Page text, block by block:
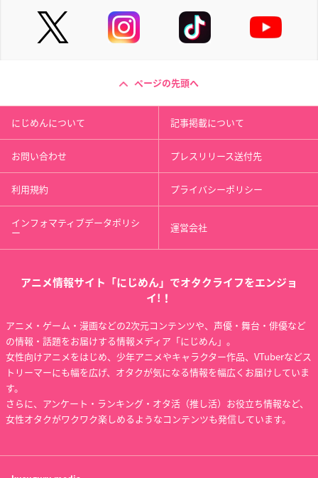
ページの先頭へ
にじめんについて 記事掲載について
お問い合わせ プレスリリース送付先
利用規約 プライバシーポリシー
インフォマティブデータポリシ
ー 運営会社
アニメ情報サイト「にじめん」でオタクライフをエンジョ
イ!！
アニメ・ゲーム・漫画などの2次元コンテンツや、声優・舞台・俳優など
の情報・話題をお届けする情報メディア「にじめん」。
女性向けアニメをはじめ、少年アニメやキャラクター作品、VTuberなどス
トリーマーにも幅を広げ、オタクが気になる情報を幅広くお届けしていま
す。
さらに、アンケート・ランキング・オタ活（推し活）お役立ち情報など、
女性オタクがワクワク楽しめるようなコンテンツも発信しています。